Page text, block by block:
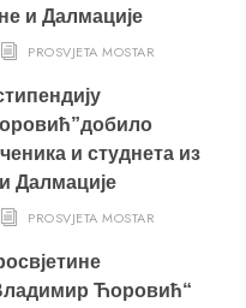
и Далмације
PROSVJETA MOSTAR
и студнета из
Далмације
PROSVJETA MOSTAR
Ћоровић“